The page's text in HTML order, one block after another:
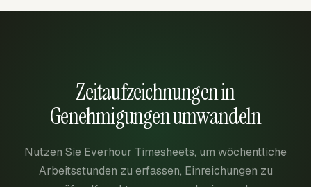
Zeitaufzeichnungen in
Genehmigungen umwandeln
Nutzen Sie Everhour Timesheets, um wöchentliche
Arbeitsstunden zu erfassen, Einreichungen zu